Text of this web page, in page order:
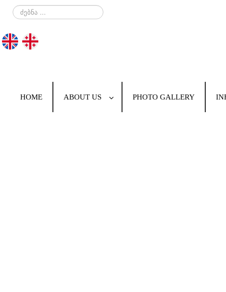
ძებნა
...
HOME ABOUT US PHOTO GALLERY